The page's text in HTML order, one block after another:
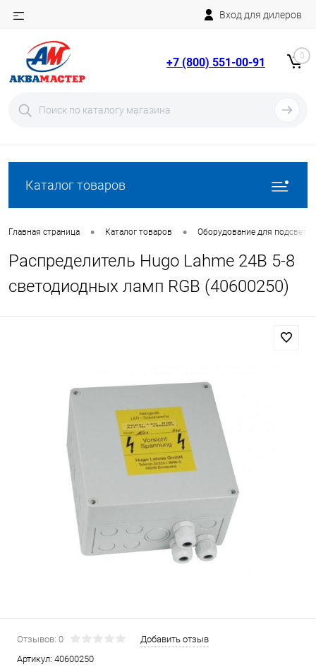
Вход для дилеров
+7 (800) 551-00-91 0
Каталог товаров
Главная страница • Каталог товаров • Оборудование для
Распределитель Hugo Lahme 24В 5-8
светодиодных ламп RGB (40600250)
Отзывов: 0
Добавить отзыв
Артикул: 40600250